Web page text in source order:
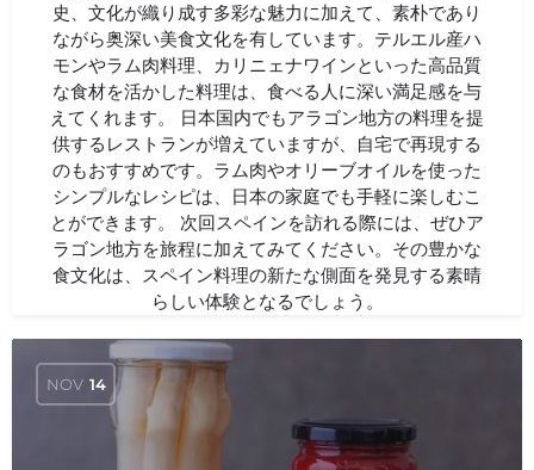
史、文化が織り成す多彩な魅力に加えて、素朴であり
ながら奥深い美食文化を有しています。テルエル産ハ
モンやラム肉料理、カリニェナワインといった高品質
な食材を活かした料理は、食べる人に深い満足感を与
えてくれます。 日本国内でもアラゴン地方の料理を提
供するレストランが増えていますが、自宅で再現する
のもおすすめです。ラム肉やオリーブオイルを使った
シンプルなレシピは、日本の家庭でも手軽に楽しむこ
とができます。 次回スペインを訪れる際には、ぜひア
ラゴン地方を旅程に加えてみてください。その豊かな
食文化は、スペイン料理の新たな側面を発見する素晴
らしい体験となるでしょう。
NOV 14